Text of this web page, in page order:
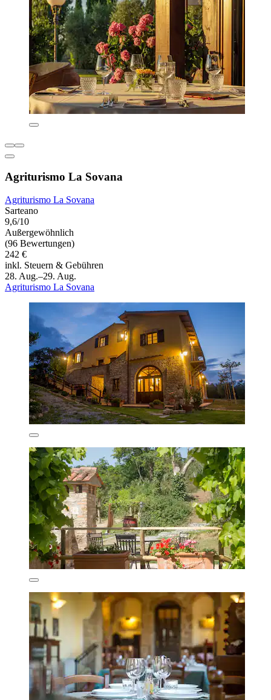
Agriturismo La Sovana
Agriturismo La Sovana
Sarteano
9,6/10
Außergewöhnlich
(96 Bewertungen)
242 €
inkl. Steuern & Gebühren
28. Aug.–29. Aug.
Agriturismo La Sovana